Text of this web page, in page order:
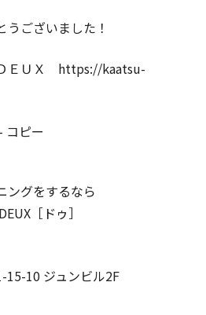
ございました！
ＥＵＸ https://kaatsu-
ングをするなら
［ドゥ］
15-10 ジュンビル2F